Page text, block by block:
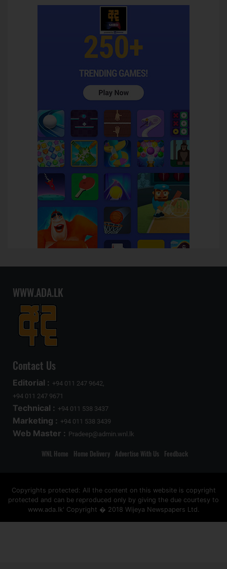
WWW.ADA.LK
Contact Us
Editorial : +94 011 247 9642,
+94 011 247 9671
Technical : +94 011 538 3437
Marketing : +94 011 538 3439
Web Master : Pradeep@admin.wnl.lk
WNL Home Home Delivery Advertise With Us Feedback
Copyrights protected: All the content on this website is copyright
protected and can be reproduced only by giving the due courtesy to
www.ada.lk' Copyright � 2018 Wijeya Newspapers Ltd.